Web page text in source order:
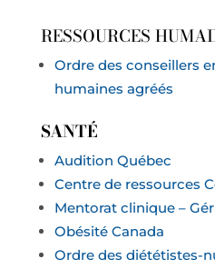
RESSOURCES
Ordre des conseillers
humaines agréés
SANTÉ
Audition Québec
Centre de ressources
Mentorat clinique –
Obésité Canada
Ordre des diététistes-